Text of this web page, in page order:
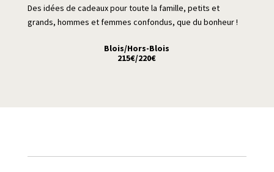
Des idées de cadeaux pour toute la famille, petits et
grands, hommes et femmes confondus, que du bonheur !
Blois/Hors-Blois
215€/220€